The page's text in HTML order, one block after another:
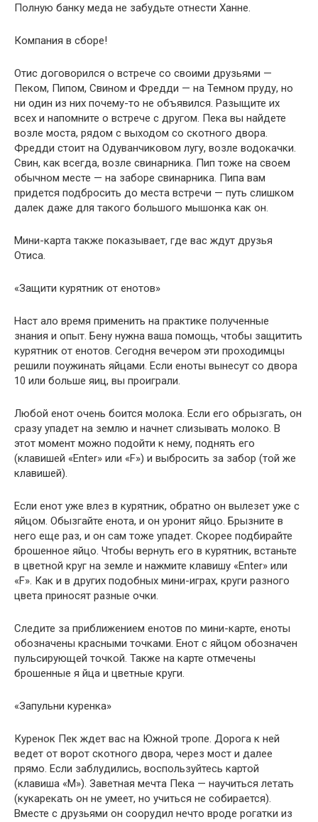
Полную банку меда не забудьте отнести Ханне.
Компания в сборе!
Отис договорился о встрече со своими друзьями —
Пеком, Пипом, Свином и Фредди — на Темном пруду, но
ни один из них почему-то не объявился. Разыщите их
всех и напомните о встрече с другом. Пека вы найдете
возле моста, рядом с выходом со скотного двора.
Фредди стоит на Одуванчиковом лугу, возле водокачки.
Свин, как всегда, возле свинарника. Пип тоже на своем
обычном месте — на заборе свинарника. Пипа вам
придется подбросить до места встречи — путь слишком
далек даже для такого большого мышонка как он.
Мини-карта также показывает, где вас ждут друзья
Отиса.
«Защити курятник от енотов»
Наст ало время применить на практике полученные
знания и опыт. Бену нужна ваша помощь, чтобы защитить
курятник от енотов. Сегодня вечером эти проходимцы
решили поужинать яйцами. Если еноты вынесут со двора
10 или больше яиц, вы проиграли.
Любой енот очень боится молока. Если его обрызгать, он
сразу упадет на землю и начнет слизывать молоко. В
этот момент можно подойти к нему, поднять его
(клавишей «Enter» или «F») и выбросить за забор (той же
клавишей).
Если енот уже влез в курятник, обратно он вылезет уже с
яйцом. Обызгайте енота, и он уронит яйцо. Брызните в
него еще раз, и он сам тоже упадет. Скорее подбирайте
брошенное яйцо. Чтобы вернуть его в курятник, встаньте
в цветной круг на земле и нажмите клавишу «Enter» или
«F». Как и в других подобных мини-играх, круги разного
цвета приносят разные очки.
Следите за приближением енотов по мини-карте, еноты
обозначены красными точками. Енот с яйцом обозначен
пульсирующей точкой. Также на карте отмечены
брошенные я йца и цветные круги.
«Запульни куренка»
Куренок Пек ждет вас на Южной тропе. Дорога к ней
ведет от ворот скотного двора, через мост и далее
прямо. Если заблудились, воспользуйтесь картой
(клавиша «М»). Заветная мечта Пека — научиться летать
(кукарекать он не умеет, но учиться не собирается).
Вместе с друзьями он соорудил нечто вроде рогатки из